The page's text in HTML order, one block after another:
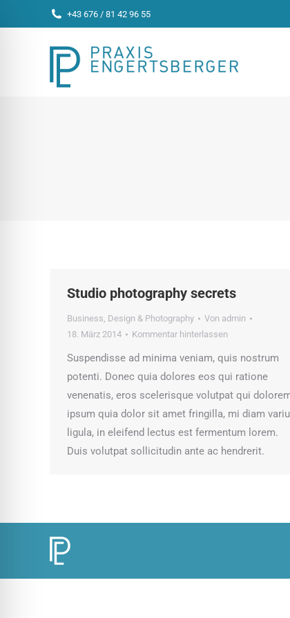
+43 676 / 81 42 96 55
Studio photography secrets
Business, Design & Photography Von admin
18. März 2014
Kommentar hinterlassen
Suspendisse ad minima veniam, quis nostrum
potenti. Donec quia dolores eos qui ratione
venenatis, eros scelerisque volutpat qui
ipsum quia dolor sit amet fringilla, mi diam
ligula, in eleifend lectus est fermentum lorem.
Duis volutpat sollicitudin ante ac hendrerit.